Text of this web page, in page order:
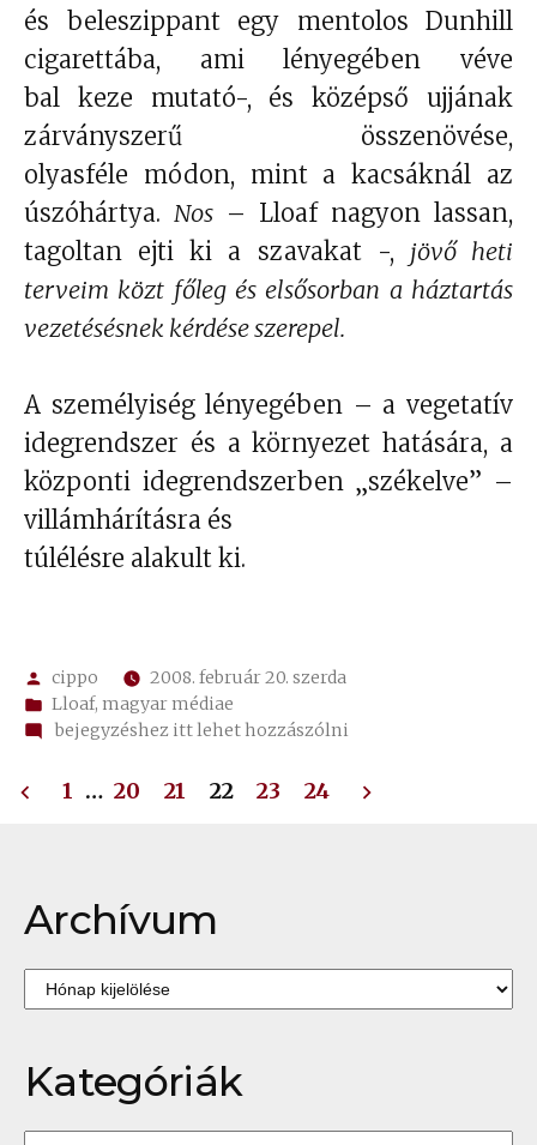
és beleszippant egy mentolos Dunhill
cigarettába, ami lényegében véve
bal keze mutató-, és középső ujjának
zárványszerű összenövése,
olyasféle módon, mint a kacsáknál az
úszóhártya. Nos – Lloaf nagyon lassan,
tagoltan ejti ki a szavakat -, jövő heti
terveim közt főleg és elsősorban a háztartás
vezetésésnek kérdése szerepel.
A személyiség lényegében – a vegetatív
idegrendszer és a környezet hatására, a
központi idegrendszerben „székelve” –
villámhárításra és
túlélésre alakult ki.
Szerző:
cippo
2008. február 20. szerda
Kategória:
Lloaf,magyar médiae
on
41.
ben
bejegyzéshez itt lehet hozzászólni
Bejegyzések
1 … 20 21 22 23 24
Archívum
Archívum
Kategóriák